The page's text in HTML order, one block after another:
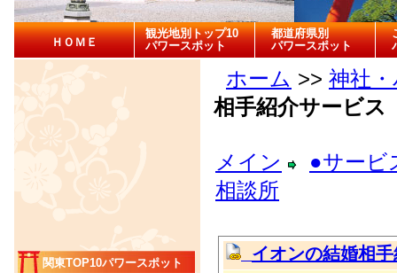
ＨＯＭＥ
観光地別トップ10
パワースポット
都道府県別
パワースポット
関東TOP10パワースポット
ホーム >> 神社
相手紹介サービス
メイン
●サービ
相談所
イオンの結婚相